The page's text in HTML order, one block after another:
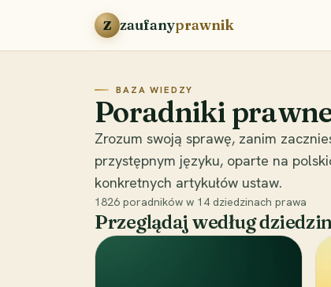
Przejdź do treści
Z zaufanyprawnik
BAZA WIEDZY
Poradniki
Zrozum swoją sprawę, zanim
przystępnym języku, oparte na
konkretnych artykułów ustaw.
1826 poradników w 14 dziedzinach prawa
Przeglądaj według